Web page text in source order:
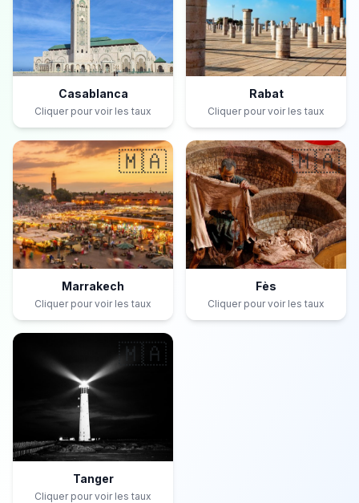
Casablanca
Cliquer pour voir les taux
Rabat
Cliquer pour voir les taux
🇲🇦
Marrakech
Cliquer pour voir les taux
🇲🇦
Fès
Cliquer pour voir les taux
🇲🇦
Tanger
Cliquer pour voir les taux